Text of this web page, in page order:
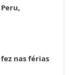
fez nas férias